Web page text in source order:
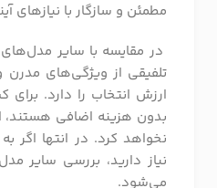
مطمئن و سازگار با نیازهای
در مقایسه با سایر
تلفیقی از ویژگی‌های
ارزش انتخاب را دارد.
بدون هزینه اضافی هستند،
نخواهد کرد. در انتها اگر
نیاز دارید، بررسی سایر
می‌شود.